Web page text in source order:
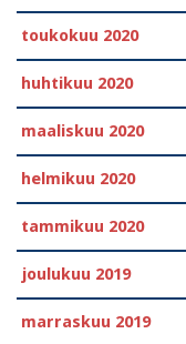
toukokuu 2020
huhtikuu 2020
maaliskuu 2020
helmikuu 2020
tammikuu 2020
joulukuu 2019
marraskuu 2019